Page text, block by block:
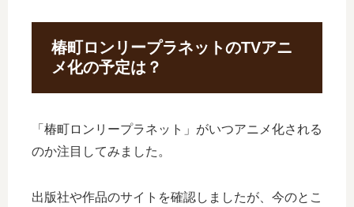
椿町ロンリープラネットのTVアニ
メ化の予定は？
「椿町ロンリープラネット」がいつアニメ化される
のか注目してみました。
出版社や作品のサイトを確認しましたが、今のとこ